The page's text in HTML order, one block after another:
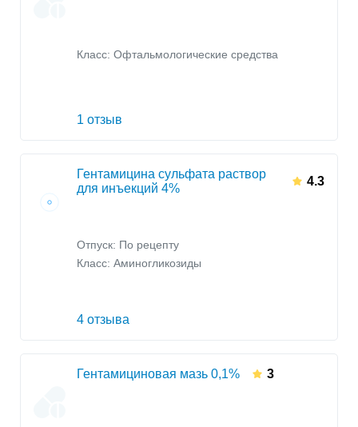
Класс: Офтальмологические средства
1 отзыв
Гентамицина сульфата раствор
для инъекций 4%
4.3
Отпуск: По рецепту
Класс: Аминогликозиды
4 отзыва
Гентамициновая мазь 0,1% 3